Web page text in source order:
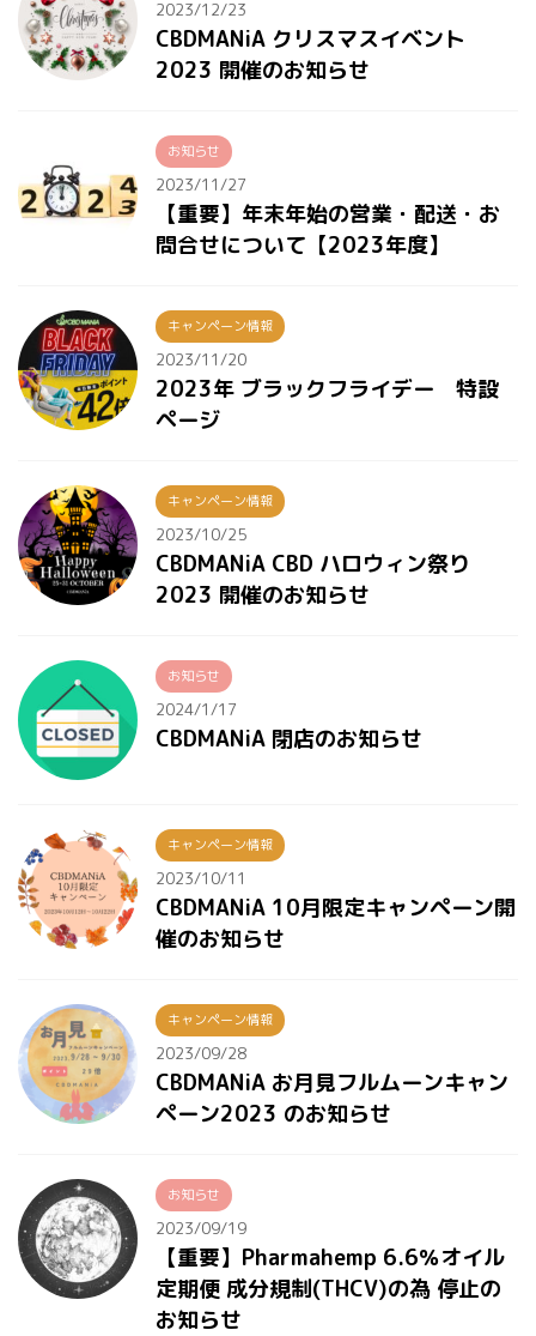
2023/12/23
CBDMANiA クリスマスイベント
2023 開催のお知らせ
お知らせ
2023/11/27
【重要】年末年始の営業・配送・お
問合せについて【2023年度】
キャンペーン情報
2023/11/20
2023年 ブラックフライデー 特設
ページ
キャンペーン情報
2023/10/25
CBDMANiA CBD ハロウィン祭り
2023 開催のお知らせ
お知らせ
2024/1/17
CBDMANiA 閉店のお知らせ
キャンペーン情報
2023/10/11
CBDMANiA 10月限定キャンペーン開
催のお知らせ
キャンペーン情報
2023/09/28
CBDMANiA お月見フルムーンキャン
ペーン2023 のお知らせ
お知らせ
2023/09/19
【重要】Pharmahemp 6.6％オイル
定期便 成分規制(THCV)の為 停止の
お知らせ